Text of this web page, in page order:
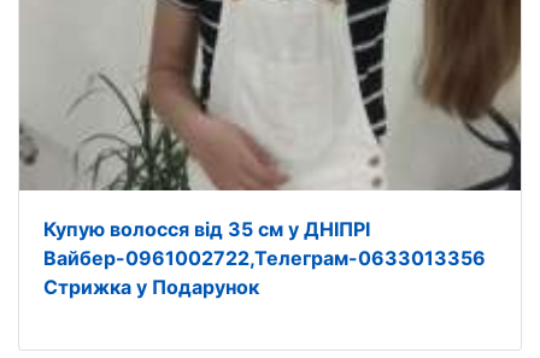
Купую волосся від 35 см у ДНІПРІ
Вайбер-0961002722,Телеграм-0633013356
Стрижка у Подарунок